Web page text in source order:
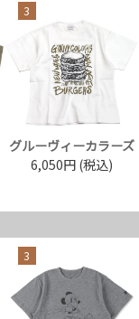
3
グルーヴィーカラーズ
6,050円 (税込)
3